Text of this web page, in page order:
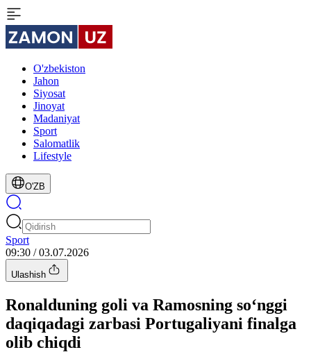
O'zbekiston
Jahon
Siyosat
Jinoyat
Madaniyat
Sport
Salomatlik
Lifestyle
O'ZB
Sport
09:30 / 03.07.2026
Ulashish
Ronalduning goli va Ramosning so‘nggi
daqiqadagi zarbasi Portugaliyani finalga
olib chiqdi